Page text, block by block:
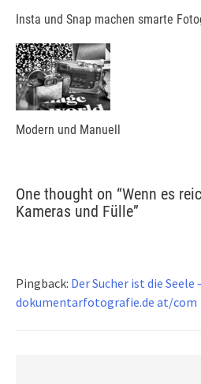
Insta und Snap machen smarte
Modern und Manuell
One thought on “Wenn es
Kameras und Fülle”
Pingback: Der Sucher ist die Seele
dokumentarfotografie.de at/com